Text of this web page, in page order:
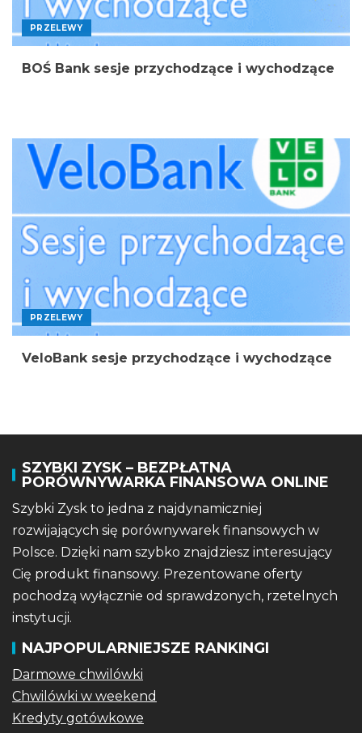
PRZELEWY
BOŚ Bank sesje przychodzące i wychodzące
PRZELEWY
VeloBank sesje przychodzące i wychodzące
SZYBKI ZYSK – BEZPŁATNA
PORÓWNYWARKA FINANSOWA ONLINE
Szybki Zysk to jedna z najdynamiczniej
rozwijających się porównywarek finansowych w
Polsce. Dzięki nam szybko znajdziesz interesujący
Cię produkt finansowy. Prezentowane oferty
pochodzą wyłącznie od sprawdzonych, rzetelnych
instytucji.
NAJPOPULARNIEJSZE RANKINGI
Darmowe chwilówki
Chwilówki w weekend
Kredyty gotówkowe